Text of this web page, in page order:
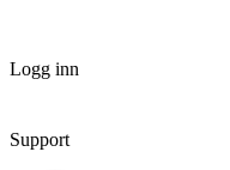
Logg inn
Support